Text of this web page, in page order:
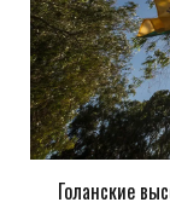
Голанские